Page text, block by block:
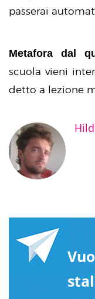
passerai
Metafora dal
scuola vieni
detto a lezione